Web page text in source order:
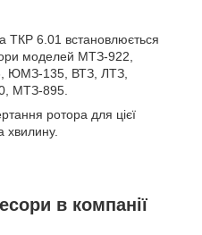
ТКР 6.01 встановлюється
моделей МТЗ-922,
ЮМЗ-135, ВТЗ, ЛТЗ,
МТЗ-895.
ротора для цієї
хвилину.
в компанії